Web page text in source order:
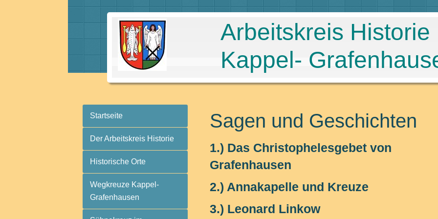
Arbeitskreis Historie
Kappel-
Startseite
Der Arbeitskreis Historie
Historische Orte
Wegkreuze Kappel-
Grafenhausen
Sagen und Geschichten
1.) Das Christophelesgebet von
Grafenhausen
2.) Annakapelle und Kreuze
3.) Leonard Linkow